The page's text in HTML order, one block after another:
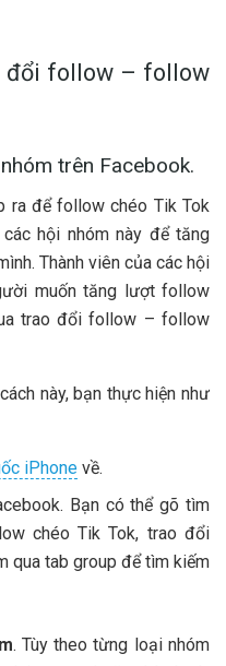
đổi follow – follow
trên Facebook.
ra để follow chéo Tik Tok
hội nhóm này để tăng
Thành viên của các hội
muốn tăng lượt follow
trao đổi follow – follow
này, bạn thực hiện như
iPhone về.
Bạn có thể gõ tìm
chéo Tik Tok, trao đổi
qua tab group để tìm kiếm
. Tùy theo từng loại nhóm